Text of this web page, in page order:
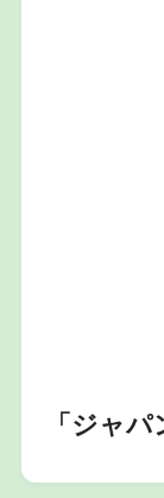
「ジャ